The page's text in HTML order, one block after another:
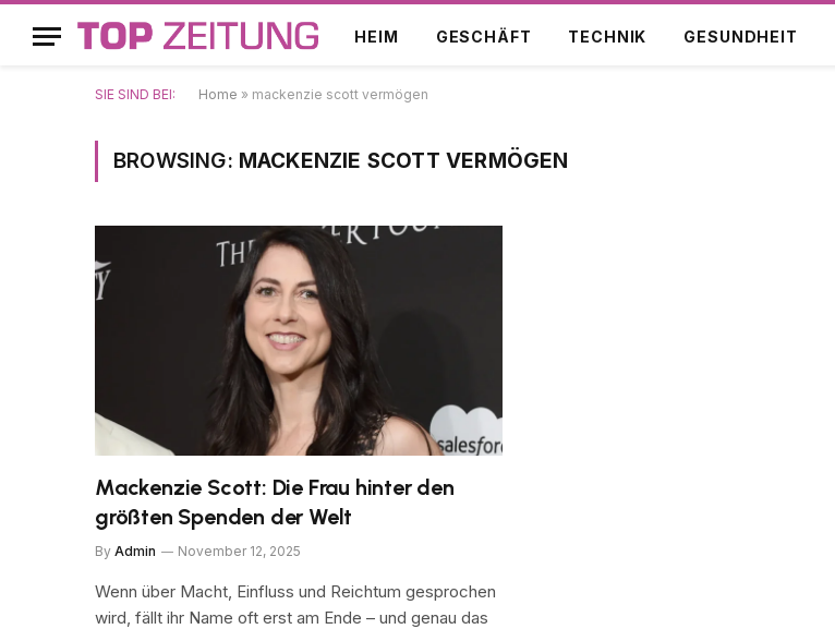
HEIM GESCHÄFT TECHNIK GESUNDHEIT
SIE SIND BEI: Home » mackenzie scott vermögen
BROWSING: MACKENZIE SCOTT VERMÖGEN
Mackenzie Scott: Die Frau hinter den
größten Spenden der Welt
By Admin November 12, 2025
Wenn über Macht, Einfluss und Reichtum gesprochen
wird, fällt ihr Name oft erst am Ende – und genau das